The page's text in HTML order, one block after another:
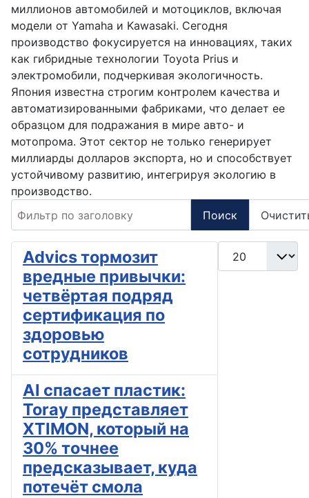
миллионов автомобилей и мотоциклов, включая
модели от Yamaha и Kawasaki. Сегодня
производство фокусируется на инновациях, таких
как гибридные технологии Toyota Prius и
электромобили, подчеркивая экологичность.
Япония известна строгим контролем качества и
автоматизированными фабриками, что делает ее
образцом для подражания в мире авто- и
мотопрома. Этот сектор не только генерирует
миллиарды долларов экспорта, но и способствует
устойчивому развитию, интегрируя экологию в
производство.
Поиск
Кол-во строк:
Advics тормозит
вредные привычки:
четвёртая подряд
сертификация по
здоровью
сотрудников
AI спасает пластик:
Toray представляет
XTIMON, который на
30% точнее
предсказывает, куда
потечёт смола